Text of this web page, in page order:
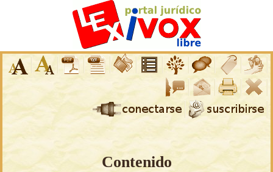
Contenido